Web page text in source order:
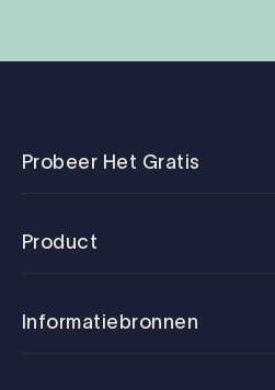
Probeer Het Gratis
Product
Informatiebronnen